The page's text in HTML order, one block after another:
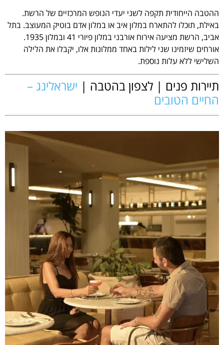
ההטבה הייחודית תקפה לשני יעדי הנופש המרכזיים של הרשת.
באילת, תוכלו להתארח במלון איב או במלון אדם בוטיק המעוצב. בתל
אביב, הרשת מציעה אירוח אורבני במלון פיורי 41 ובמלון 1935.
אורחים שיזמינו שני לילות באחד ממלונות אלו, יקבלו את הלילה
השלישי ללא עלות נוספת.
תיירות פנים | לצפון בהטבה | ישראלינג –
החיים הטובים